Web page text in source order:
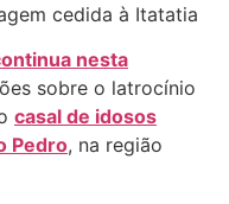
cedida à Itatatia
nesta
sobre o latrocínio
casal de idosos
Pedro, na região